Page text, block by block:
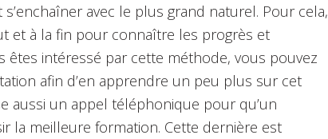
avec le plus grand naturel. Pour cela,
et à la fin pour connaître les progrès et
êtes intéressé par cette méthode, vous pouvez
afin d’en apprendre un peu plus sur cet
aussi un appel téléphonique pour qu’un
la meilleure formation. Cette dernière est